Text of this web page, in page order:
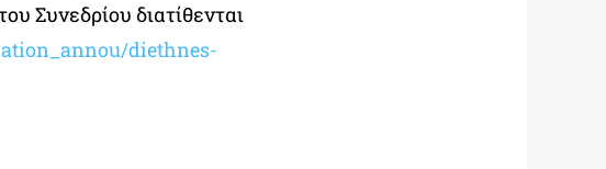
Συνεδρίου διατίθενται
diethnes-